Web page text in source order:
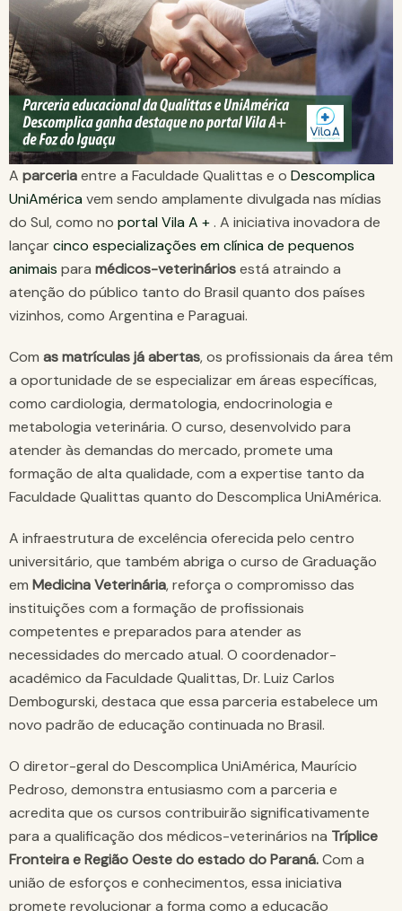
A parceriaentre a Faculdade Qualittas e o Descomplica
UniAméricavem sendo amplamente divulgada nas mídias
do Sul, como no portal Vila A +. A iniciativa inovadora de
lançarcinco especializações em clínica de pequenos
animais para médicos-veterináriosestá atraindo a
atenção do público tanto do Brasil quanto dos países
vizinhos, como Argentina e Paraguai.
Com as matrículas já abertas, os profissionais da área têm
a oportunidade de se especializar em áreas específicas,
como cardiologia, dermatologia, endocrinologia e
metabologia veterinária. O curso, desenvolvido para
atender às demandas do mercado, promete uma
formação de alta qualidade, com a expertise tanto da
Faculdade Qualittas quanto do Descomplica UniAmérica.
A infraestrutura de excelência oferecida pelo centro
universitário, que também abriga o curso de Graduação
em Medicina Veterinária, reforça o compromisso das
instituições com a formação de profissionais
competentes e preparados para atender as
necessidades do mercado atual. O coordenador-
acadêmico da Faculdade Qualittas, Dr. Luiz Carlos
Dembogurski, destaca que essa parceria estabelece um
novo padrão de educação continuada no Brasil.
O diretor-geral do Descomplica UniAmérica, Maurício
Pedroso, demonstra entusiasmo com a parceria e
acredita que os cursos contribuirão significativamente
para a qualificação dos médicos-veterinários na Tríplice
Fronteira e Região Oeste do estado do Paraná.Com a
união de esforços e conhecimentos, essa iniciativa
promete revolucionar a forma como a educação